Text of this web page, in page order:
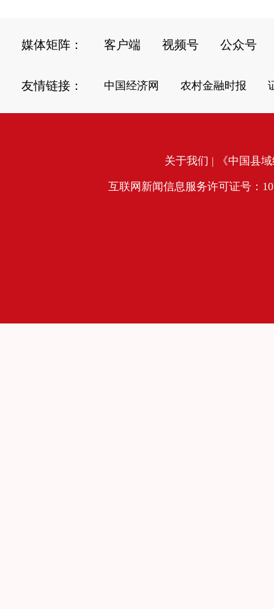
媒体矩阵： 客户端 视频号 公众号
友情链接： 中国经济网 农村金融时报
关于我们 | 《中国县
互联网新闻信息服务许可证号：